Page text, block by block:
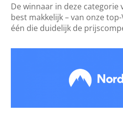
De winnaar in deze categorie
best makkelijk – van onze
één die duidelijk de